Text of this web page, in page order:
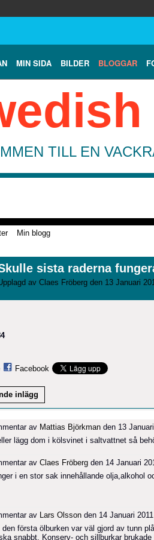
MIN SIDA BILDER BLOGGAR
TILL EN
Min blogg
sista raderna
av Claes Fröberg den 13 Januari
Facebook
inlägg
av Mattias Björkman den 13
lägg dom i kölsvinet i saltvattnet så
av Claes Fröberg den 14 Januari
i en stor sak innehållande olja,alkohol
av Lars Olsson den 14 Januari
den första ölburken var väl gjord av tunn
snabbt. Konserv- och sillburkar